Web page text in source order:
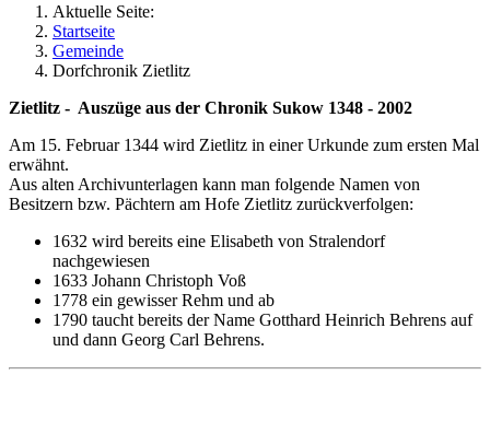
Aktuelle Seite:
Startseite
Gemeinde
Dorfchronik Zietlitz
Zietlitz - Auszüge aus der Chronik Sukow 1348 - 2002
Am 15. Februar 1344 wird Zietlitz in einer Urkunde zum ersten Mal
erwähnt.
Aus alten Archivunterlagen kann man folgende Namen von
Besitzern bzw. Pächtern am Hofe Zietlitz zurückverfolgen:
1632 wird bereits eine Elisabeth von Stralendorf
nachgewiesen
1633 Johann Christoph Voß
1778 ein gewisser Rehm und ab
1790 taucht bereits der Name Gotthard Heinrich Behrens auf
und dann Georg Carl Behrens.